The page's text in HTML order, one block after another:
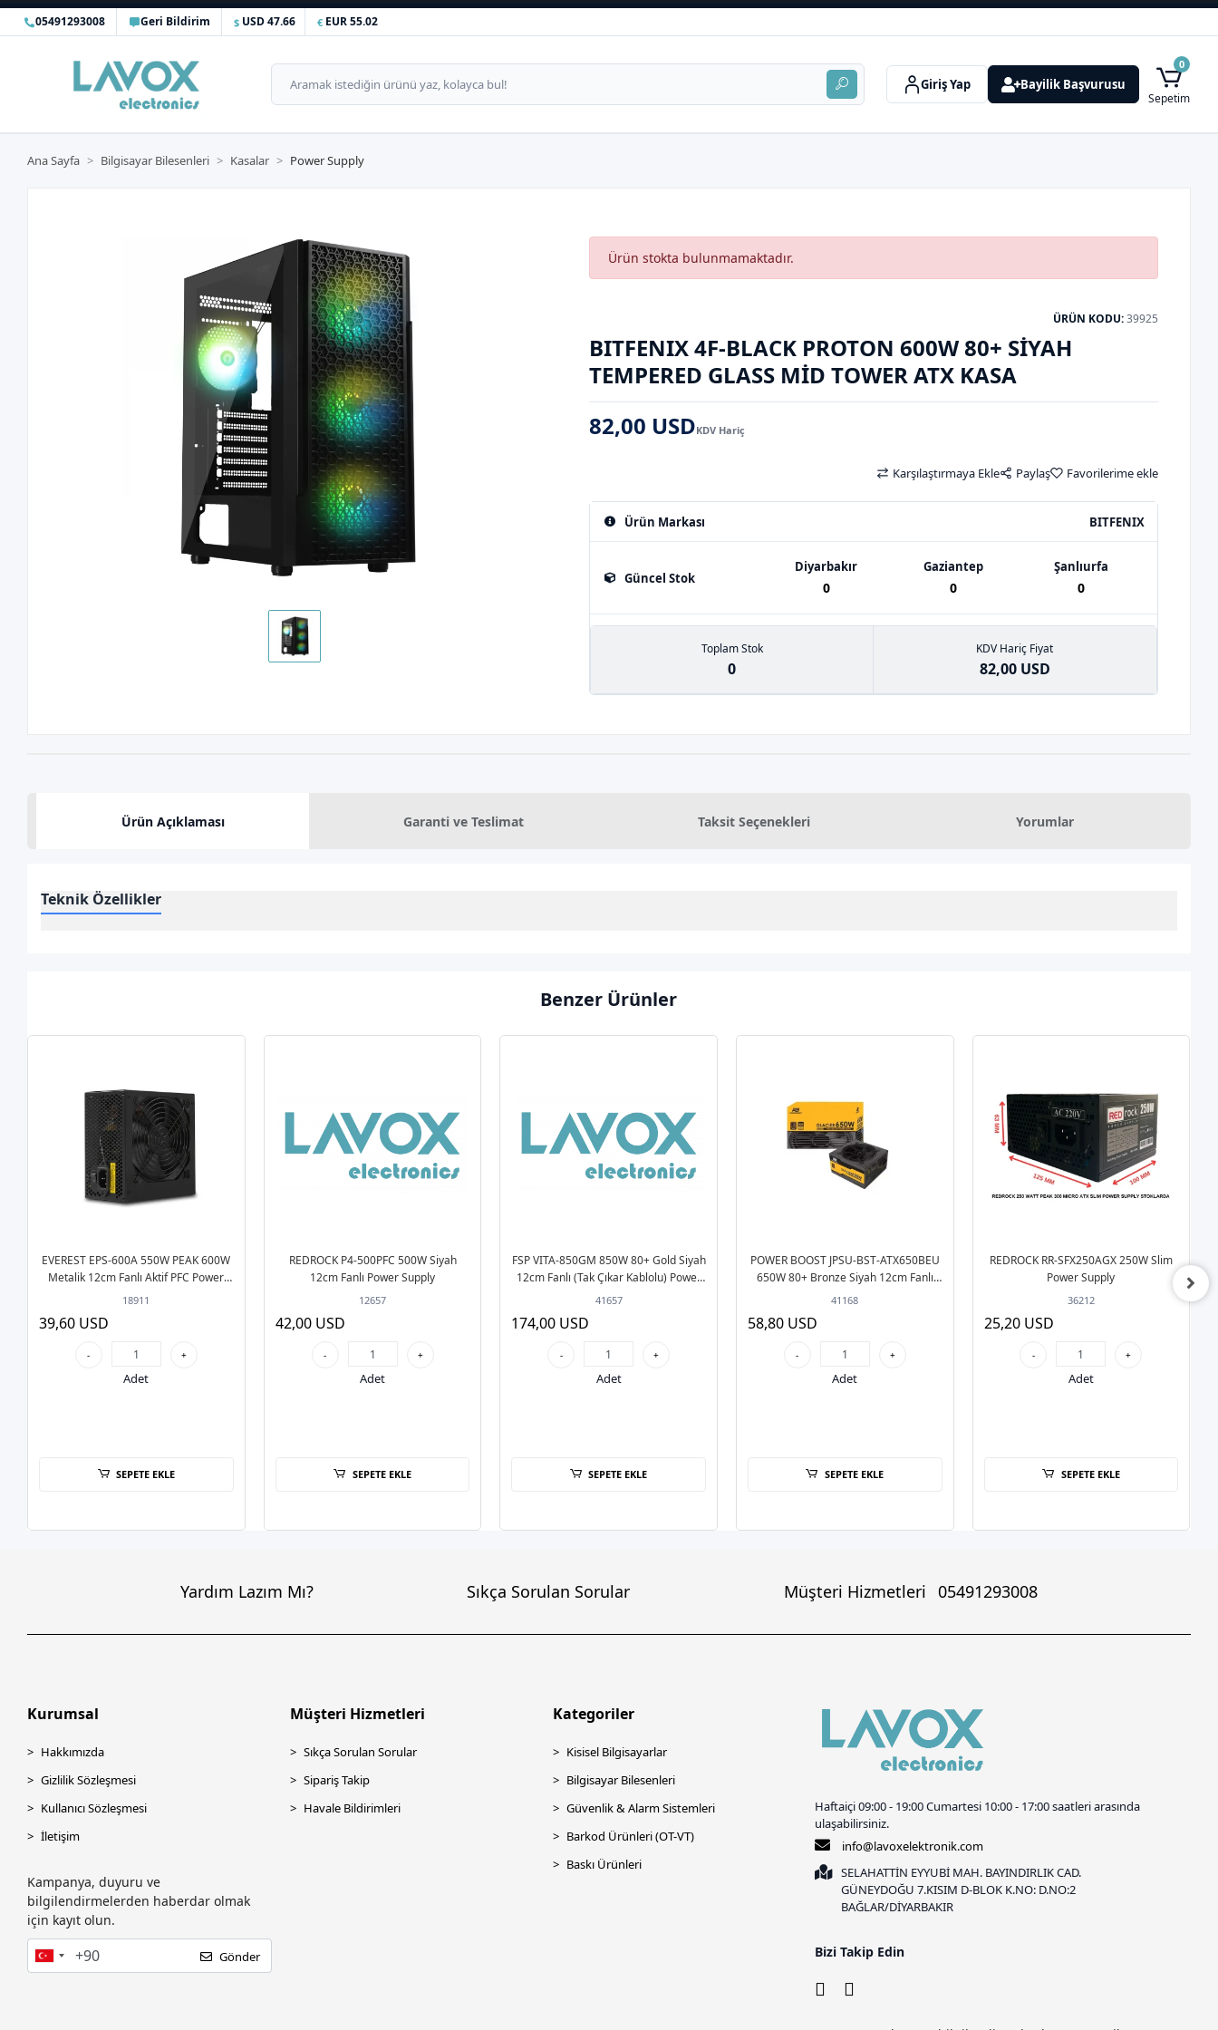
05491293008 Geri Bildirim USD 47.66 EUR 55.02
Giriş Yap Bayilik Başvurusu
0
Sepetim
Ana Sayfa Bilgisayar Bilesenleri Kasalar Power Supply
ÜRÜN KODU:39925
BITFENIX 4F-BLACK PROTON 600W 80+ SIYAH
TEMPERED GLASS MID TOWER ATX KASA
82,00 USDKDV Hariç
Ürün Markası BITFENIX
Güncel Stok
Diyarbakır
0
Gaziantep
0
Şanlıurfa
0
Toplam Stok
0
KDV Hariç Fiyat
82,00 USD
Karşılaştırmaya Ekle Paylaş Favorilerime ekle
Ürün stokta bulunmamaktadır.
Ürün Açıklaması Garanti ve Teslimat Taksit Seçenekleri Yorumlar
Teknik Özellikler
Benzer Ürünler
EVEREST EPS-600A 550W PEAK 600W
Metalik 12cm Fanlı Aktif PFC Power
Supply
18911
39,60 USD
- +
Adet
SEPETE EKLE
REDROCK P4-500PFC 500W Siyah
12cm Fanlı Power Supply
12657
42,00 USD
- +
Adet
SEPETE EKLE
FSP VITA-850GM 850W 80+ Gold Siyah
12cm Fanlı (Tak Çıkar Kablolu) Power
Supply
41657
174,00 USD
- +
Adet
SEPETE EKLE
POWER BOOST JPSU-BST-ATX650BEU
650W 80+ Bronze Siyah 12cm Fanlı
Power Supply
41168
58,80 USD
- +
Adet
SEPETE EKLE
REDROCK RR-SFX250AGX 250W Slim
Power Supply
36212
25,20 USD
- +
Adet
SEPETE EKLE
Yardım Lazım Mı? Sıkça Sorulan Sorular Müşteri Hizmetleri 05491293008
Kurumsal
Hakkımızda
Gizlilik Sözleşmesi
Kullanıcı Sözleşmesi
İletişim
Kampanya, duyuru ve
bilgilendirmelerden haberdar olmak
için kayıt olun.
Gönder
Müşteri Hizmetleri
Sıkça Sorulan Sorular
Sipariş Takip
Havale Bildirimleri
Kategoriler
Kisisel Bilgisayarlar
Bilgisayar Bilesenleri
Güvenlik & Alarm Sistemleri
Barkod Ürünleri (OT-VT)
Baskı Ürünleri
Haftaiçi 09:00 - 19:00 Cumartesi 10:00 - 17:00 saatleri arasında
ulaşabilirsiniz.
info@lavoxelektronik.com
SELAHATTİN EYYUBİ MAH. BAYINDIRLIK CAD.
GÜNEYDOĞU 7.KISIM D-BLOK K.NO: D.NO:2
BAĞLAR/DİYARBAKIR
Bizi Takip Edin